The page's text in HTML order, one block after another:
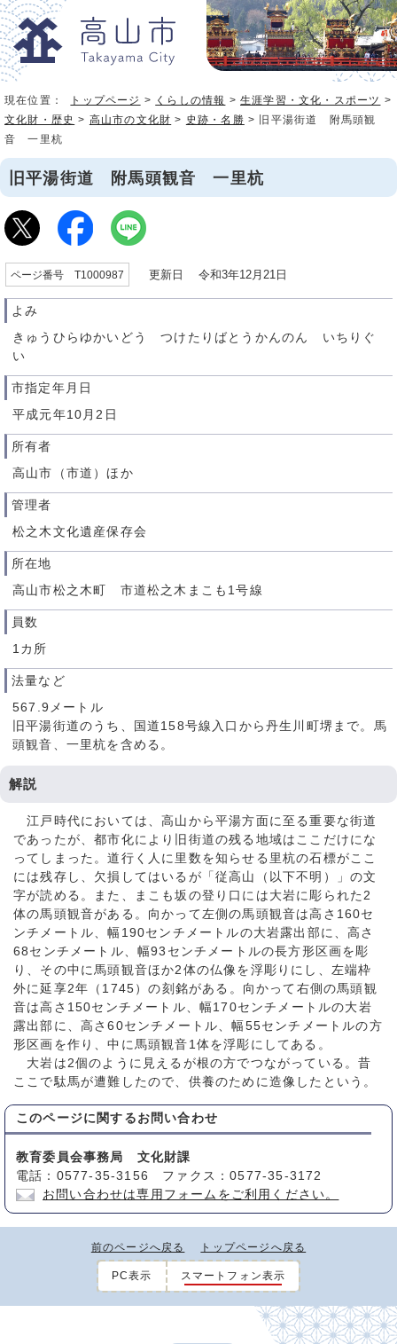
現在位置： トップページ > くらしの情報 >生涯学習・文化・スポーツ >
文化財・歴史 > 高山市の文化財 > 史跡・名勝 > 旧平湯街道 附馬頭観
音 一里杭
旧平湯街道 附馬頭観音 一里杭
ページ番号 T1000987 更新日 令和3年12月21日
よみ
きゅうひらゆかいどう つけたりばとうかんのん いちりぐ
い
市指定年月日
平成元年10月2日
所有者
高山市（市道）ほか
管理者
松之木文化遺産保存会
所在地
高山市松之木町 市道松之木まこも1号線
員数
1カ所
法量など
567.9メートル
旧平湯街道のうち、国道158号線入口から丹生川町堺まで。馬
頭観音、一里杭を含める。
解説
江戸時代においては、高山から平湯方面に至る重要な街道
であったが、都市化により旧街道の残る地域はここだけにな
ってしまった。道行く人に里数を知らせる里杭の石標がここ
には残存し、欠損してはいるが「従高山（以下不明）」の文
字が読める。また、まこも坂の登り口には大岩に彫られた2
体の馬頭観音がある。向かって左側の馬頭観音は高さ160セ
ンチメートル、幅190センチメートルの大岩露出部に、高さ
68センチメートル、幅93センチメートルの長方形区画を彫
り、その中に馬頭観音ほか2体の仏像を浮彫りにし、左端枠
外に延享2年（1745）の刻銘がある。向かって右側の馬頭観
音は高さ150センチメートル、幅170センチメートルの大岩
露出部に、高さ60センチメートル、幅55センチメートルの方
形区画を作り、中に馬頭観音1体を浮彫にしてある。
大岩は2個のように見えるが根の方でつながっている。昔
ここで駄馬が遭難したので、供養のために造像したという。
このページに関する お問い合わせ
教育委員会事務局 文化財課
電話：0577-35-3156 ファクス：0577-35-3172
お問い合わせは専用フォームをご利用ください。
前のページへ戻る トップページへ戻る
PC表示 スマートフォン表示